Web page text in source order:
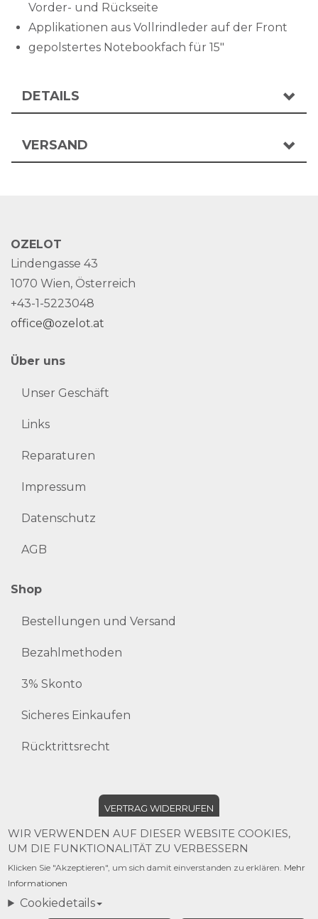
Vorder- und Rückseite
Applikationen aus Vollrindleder auf der Front
gepolstertes Notebookfach für 15"
DETAILS
VERSAND
OZELOT
Lindengasse 43
1070 Wien, Österreich
+43-1-5223048
office@ozelot.at
Über uns
Unser Geschäft
Links
Reparaturen
Impressum
Datenschutz
AGB
Shop
Bestellungen und Versand
Bezahlmethoden
3% Skonto
Sicheres Einkaufen
Rücktrittsrecht
VERTRAG WIDERRUFEN
©2020 OZELOT
created byt thaler services gmbh
WIR VERWENDEN AUF DIESER WEBSITE COOKIES,
UM DIE FUNKTIONALITÄT ZU VERBESSERN
Klicken Sie "Akzeptieren", um sich damit einverstanden zu erklären. Mehr
Informationen
Cookiedetails